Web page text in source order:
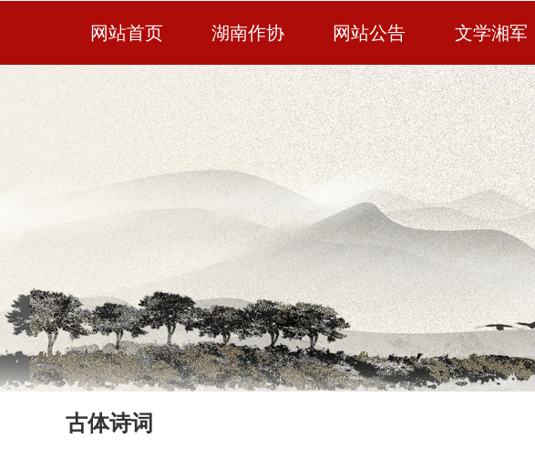
网站首页 湖南作协 网站公告 文学湘军
古体诗词